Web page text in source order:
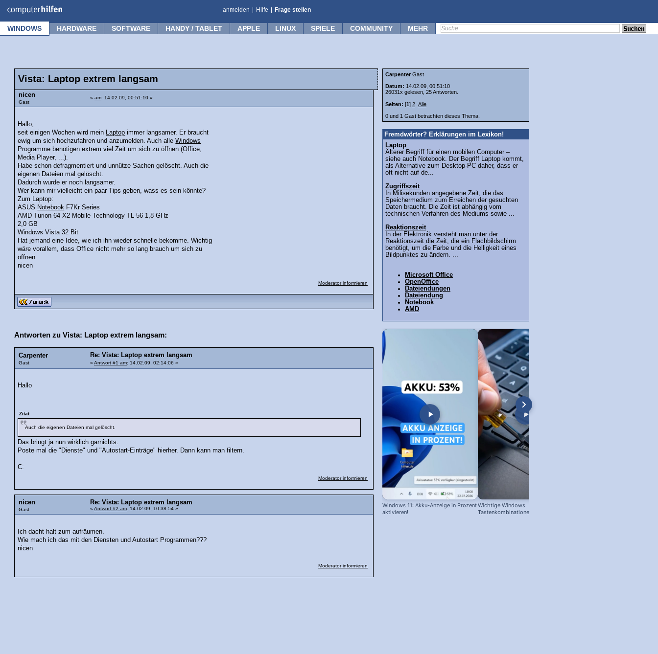
anmelden Hilfe Frage stellen
WINDOWS HARDWARE SOFTWARE HANDY / TABLET APPLE LINUX SPIELE COMMUNITY MEHR
Vista: Laptop extrem langsam
nicen
Gast
« am: 14.02.09, 00:51:10 »
Hallo,
seit einigen Wochen wird mein
Laptop immer langsamer. Er braucht
ewig um sich hochzufahren und anzumelden. Auch alleWindows
Programme benötigen extrem viel Zeit um sich zu öffnen (Office,
Media Player, ...).
Habe schon defragmentiert und unnütze Sachen gelöscht. Auch die
eigenen Dateien mal gelöscht.
Dadurch wurde er noch langsamer.
Wer kann mir vielleicht ein paar Tips geben, wass es sein könnte?
Zum Laptop:
ASUS Notebook F7Kr Series
AMD Turion 64 X2 Mobile Technology TL-56 1,8 GHz
2,0 GB
Windows Vista 32 Bit
Hat jemand eine Idee, wie ich ihn wieder schnelle bekomme. Wichtig
wäre vorallem, dass Office nicht mehr so lang brauch um sich zu
öffnen.
nicen
Moderator informieren
Antworten zu Vista: Laptop extrem langsam:
Carpenter
Gast
Re: Vista: Laptop extrem langsam
« Antwort #1 am: 14.02.09, 02:14:06 »
Hallo
Zitat
Auch die eigenen Dateien mal gelöscht.
Das bringt ja nun wirklich garnichts.
Poste mal die "Dienste" und "Autostart-Einträge" hierher. Dann kann man filtern.
C:
Moderator informieren
nicen
Gast
Re: Vista: Laptop extrem langsam
« Antwort #2 am: 14.02.09, 10:38:54 »
Ich dacht halt zum aufräumen.
Wie mach ich das mit den Diensten und Autostart Programmen???
nicen
Moderator informieren
Carpenter Gast
Datum: 14.02.09, 00:51:10
26031x gelesen, 25 Antworten.
Seiten: [1] 2 Alle
0 und 1 Gast betrachten dieses Thema.
Fremdwörter? Erklärungen im Lexikon!
Laptop
Älterer Begriff für einen mobilen Computer –
siehe auch Notebook. Der Begriff Laptop kommt,
als Alternative zum Desktop-PC daher, dass er
oft nicht auf de...
Zugriffszeit
In Milisekunden angegebene Zeit, die das
Speichermedium zum Erreichen der gesuchten
Daten braucht. Die Zeit ist abhängig vom
technischen Verfahren des Mediums sowie ...
Reaktionszeit
In der Elektronik versteht man unter der
Reaktionszeit die Zeit, die ein Flachbildschirm
benötigt, um die Farbe und die Helligkeit eines
Bildpunktes zu ändern. ...
Microsoft Office
OpenOffice
Dateiendungen
Dateiendung
Notebook
AMD
Windows 11: Akku-Anzeige in Prozent
aktivieren!
Wichtige Windows
Tastenkombinationen zum